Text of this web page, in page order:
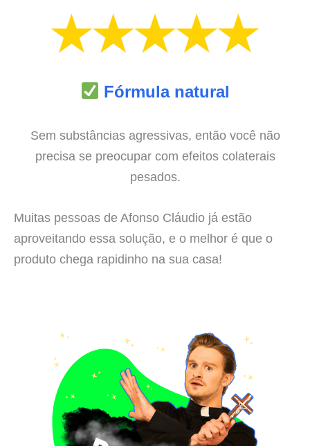
Fórmula natural
Sem substâncias agressivas, então você não
precisa se preocupar com efeitos colaterais
pesados.
Muitas pessoas de Afonso Cláudio já estão
aproveitando essa solução, e o melhor é que o
produto chega rapidinho na sua casa!